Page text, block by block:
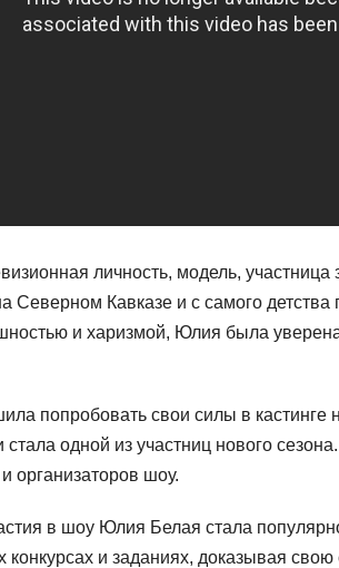
личность, модель,
Северном Кавказе и с самого
и харизмой, Юлия была
попробовать свои силы в кастинге
одной из участниц нового
организаторов шоу.
в шоу Юлия Белая стала
конкурсах и заданиях, доказывая